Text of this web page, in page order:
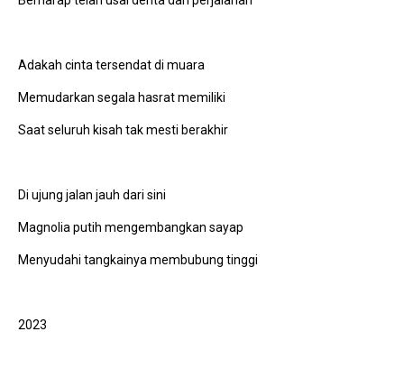
Adakah cinta tersendat di muara
Memudarkan segala hasrat memiliki
Saat seluruh kisah tak mesti berakhir
Di ujung jalan jauh dari sini
Magnolia putih mengembangkan sayap
Menyudahi tangkainya membubung tinggi
2023